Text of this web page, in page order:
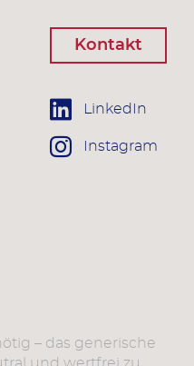
Kontakt
LinkedIn
Instagram
– das generische